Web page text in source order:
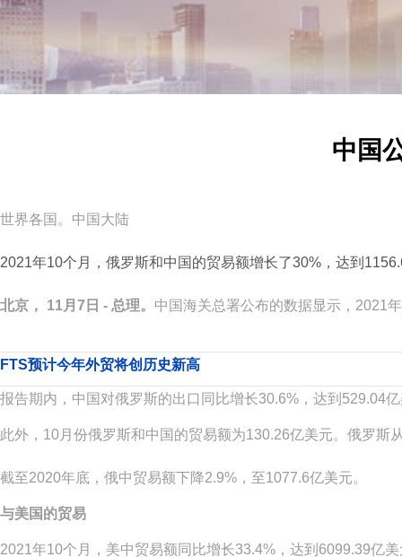
中国
世界各国。中国大陆
2021年10个月，俄罗斯和中国的贸易额增长了30%，达到
北京， 11月7日 - 总理。 中国海关总署公布的数据显示， 2021
FTS预计今年外贸将创历史新高
报告期内，中国对俄罗斯的出口同比增长30.6%，达到529.04
此外， 10月份俄罗斯和中国的贸易额为130.26亿美元。俄罗斯
截至2020年底，俄中贸易额下降2.9%，至1077.6亿美元。
与美国的贸易
2021年10个月，美中贸易额同比增长33.4%，达到6099.39亿